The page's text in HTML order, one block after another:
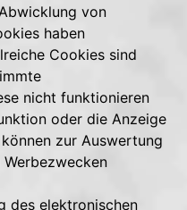
von
haben
Cookies sind
nicht funktionieren
oder die Anzeige
zur Auswertung
des elektronischen